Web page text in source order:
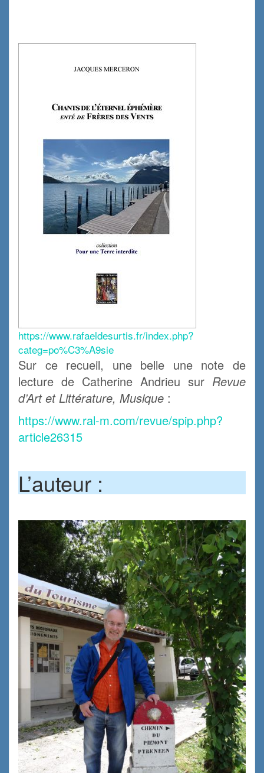
https://www.rafaeldesurtis.fr/index.php?
categ=po%C3%A9sie
Sur ce recueil, une belle une note de
lecture de Catherine Andrieu sur Revue
d’Art et Littérature, Musique :
https://www.ral-m.com/revue/spip.php?
article26315
L’auteur :